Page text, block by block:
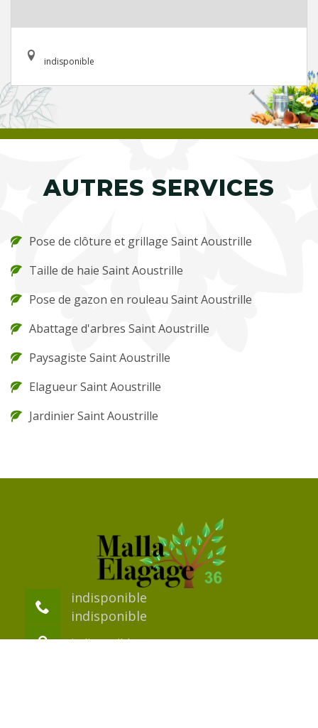
indisponible
AUTRES SERVICES
Pose de clôture et grillage Saint Aoustrille
Taille de haie Saint Aoustrille
Pose de gazon en rouleau Saint Aoustrille
Abattage d'arbres Saint Aoustrille
Paysagiste Saint Aoustrille
Elagueur Saint Aoustrille
Jardinier Saint Aoustrille
indisponible
indisponible
indisponible